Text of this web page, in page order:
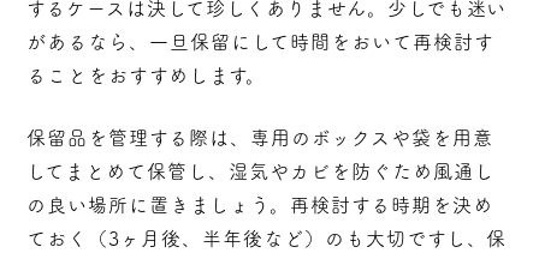
するケースは決して珍しくありません。 少しでも迷い
があるなら、一旦保留にして時間をおいて再検討 す
ることをおすすめします。
保留品を管理する際は、専用のボックスや袋を用意
してまとめて保管し、湿気やカビを防ぐため風通し
の良い場所に置きましょう。再検討する時期を決め
ておく（3ヶ月後、半年後など）のも大切ですし、保